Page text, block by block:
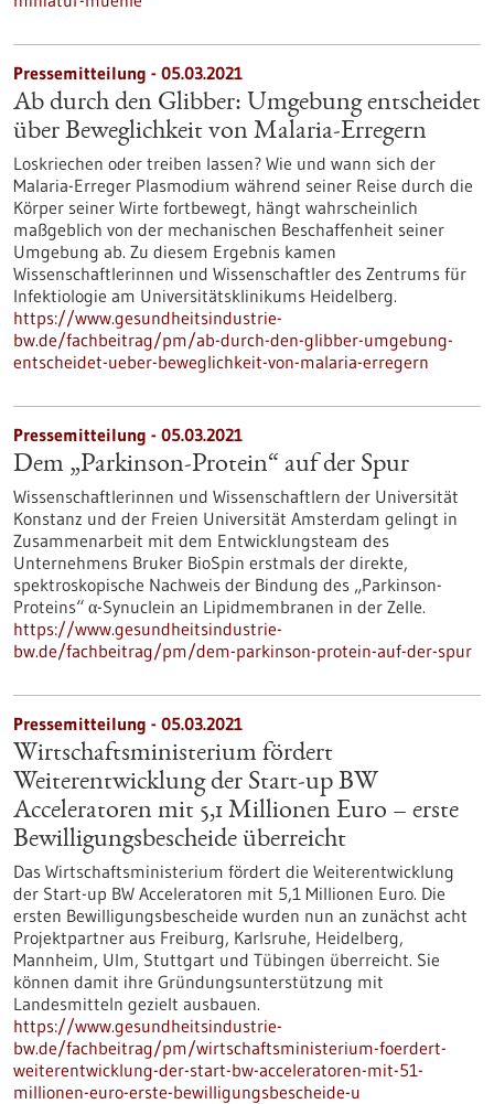
Pressemitteilung - 05.03.2021
Ab durch den Glibber: Umgebung entscheidet
über Beweglichkeit von Malaria-Erregern
Loskriechen oder treiben lassen? Wie und wann sich der
Malaria-Erreger Plasmodium während seiner Reise durch die
Körper seiner Wirte fortbewegt, hängt wahrscheinlich
maßgeblich von der mechanischen Beschaffenheit seiner
Umgebung ab. Zu diesem Ergebnis kamen
Wissenschaftlerinnen und Wissenschaftler des Zentrums für
Infektiologie am Universitätsklinikums Heidelberg.
https://www.gesundheitsindustrie-
bw.de/fachbeitrag/pm/ab-durch-den-glibber-umgebung-
entscheidet-ueber-beweglichkeit-von-malaria-erregern
Pressemitteilung - 05.03.2021
Dem „Parkinson-Protein“ auf der Spur
Wissenschaftlerinnen und Wissenschaftlern der Universität
Konstanz und der Freien Universität Amsterdam gelingt in
Zusammenarbeit mit dem Entwicklungsteam des
Unternehmens Bruker BioSpin erstmals der direkte,
spektroskopische Nachweis der Bindung des „Parkinson-
Proteins“ α-Synuclein an Lipidmembranen in der Zelle.
https://www.gesundheitsindustrie-
bw.de/fachbeitrag/pm/dem-parkinson-protein-auf-der-spur
Pressemitteilung - 05.03.2021
Wirtschaftsministerium fördert
Weiterentwicklung der Start-up BW
Acceleratoren mit 5,1 Millionen Euro – erste
Bewilligungsbescheide überreicht
Das Wirtschaftsministerium fördert die Weiterentwicklung
der Start-up BW Acceleratoren mit 5,1 Millionen Euro. Die
ersten Bewilligungsbescheide wurden nun an zunächst acht
Projektpartner aus Freiburg, Karlsruhe, Heidelberg,
Mannheim, Ulm, Stuttgart und Tübingen überreicht. Sie
können damit ihre Gründungsunterstützung mit
Landesmitteln gezielt ausbauen.
https://www.gesundheitsindustrie-
bw.de/fachbeitrag/pm/wirtschaftsministerium-foerdert-
weiterentwicklung-der-start-bw-acceleratoren-mit-51-
millionen-euro-erste-bewilligungsbescheide-u